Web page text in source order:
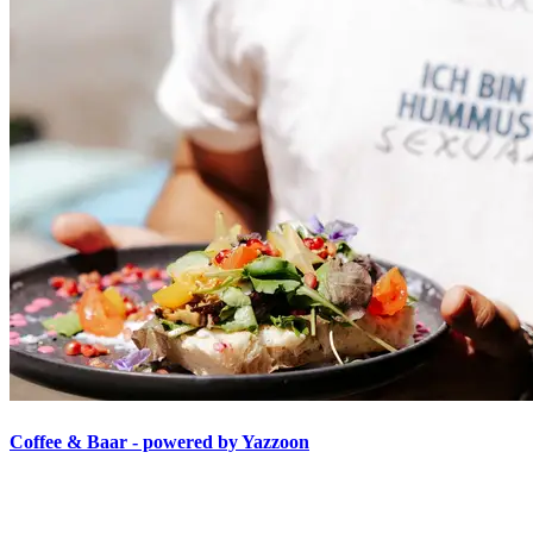
Coffee & Baar - powered by Yazzoon